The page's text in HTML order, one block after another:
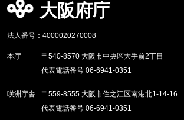
大阪府庁
法人番号：4000020270008
本庁
〒540-8570 大阪市中央区大手前2丁目
代表電話番号 06-6941-0351
咲洲庁舎
〒559-8555 大阪市住之江区南港北1-14-16
代表電話番号 06-6941-0351